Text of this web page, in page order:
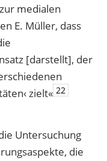
medialen
E. Müller, dass
[darstellt], der
zielt« 22
Untersuchung
die